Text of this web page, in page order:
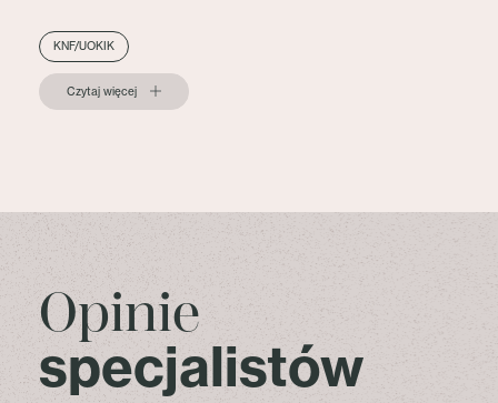
KNF/UOKIK
Czytaj więcej
Opinie
specjalistów